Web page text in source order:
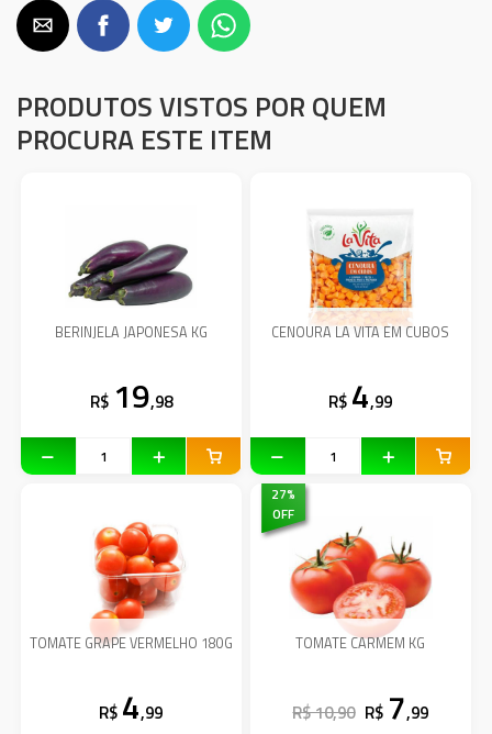
PRODUTOS VISTOS POR QUEM
PROCURA ESTE ITEM
BERINJELA JAPONESA KG
R$ 19,98
CENOURA LA VITA EM CUBOS
R$ 4,99
TOMATE GRAPE VERMELHO 180G
R$ 4,99
27%
OFF
TOMATE CARMEM KG
R$ 10,90 R$ 7,99